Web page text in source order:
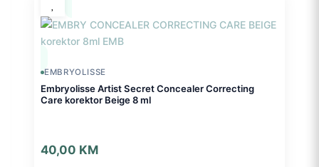
EMBRYOLISSE
Embryolisse Artist Secret Concealer Correcting
Care korektor Beige 8 ml
40,00 KM